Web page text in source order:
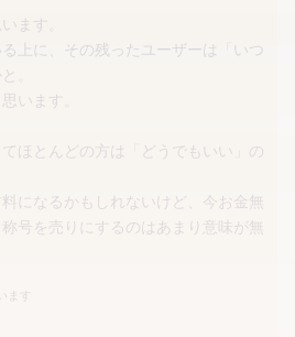
ます。
上に、その残ったユーザーは「いつ
。
います。
ほとんどの方は「どうでもいい」の
になるかもしれないけど、今お金無
号を売りにするのはあまり意味が無
ます